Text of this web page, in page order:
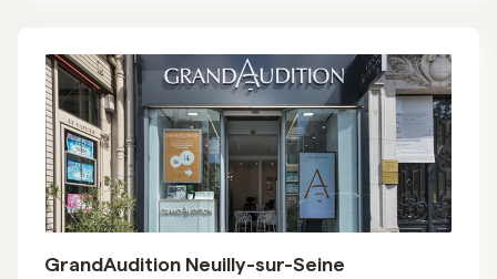
GrandAudition Neuilly-sur-Seine